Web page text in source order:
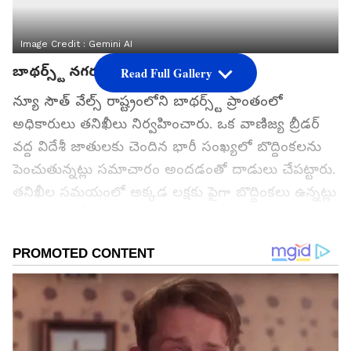
Image Credit :Gemini AI
బాథర్స్ట్ నగరంలో భారీ తనిఖీలు
న్యూ సౌత్ వేల్స్ రాష్ట్రంలోని బాథర్స్ట్ ప్రాంతంలో
అధికారులు తనిఖీలు నిర్వహించారు. ఒక వాణిజ్య బ్రీడర్
వద్ద విదేశీ జాతులకు చెందిన భారీ సంఖ్యలో బొద్దింకలను
పెంచుతున్నట్లు సమాచారం అందడంతో దాడులు చేపట్టారు.
తనిఖీల సమయంలో అక్కడ లక్షకు పైగా బొద్దింకలు ఉన్నట్లు
గూగుల్‌లో ఆసక్తికరమైన సమాచారం కోసం ఏసియానెట్ తెలుగు
ను మీ ఫ్రిఫర్డ్ సోర్స్ గా ఎంచుకోండి
Read Full Gallery